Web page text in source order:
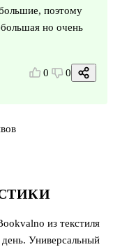
из текстиля
Универсальный
поэтому
но очень
0 0